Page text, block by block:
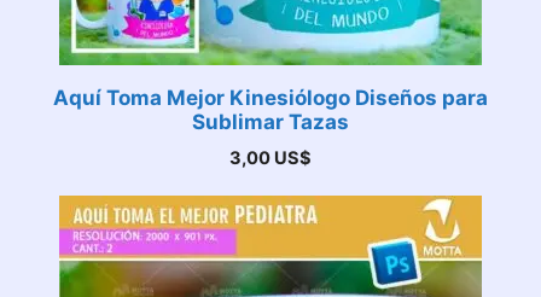
Aquí Toma Mejor Kinesiólogo Diseños para
Sublimar Tazas
3,00 US$